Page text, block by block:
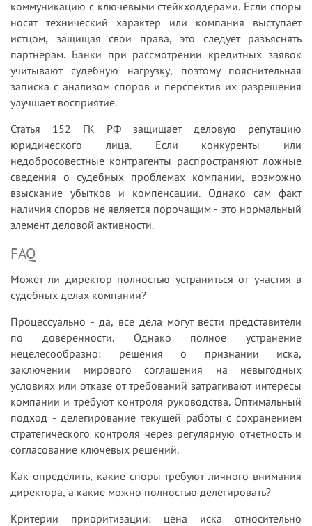
коммуникацию с ключевыми стейкхолдерами. Если споры
носят технический характер или компания выступает
истцом, защищая свои права, это следует разъяснять
партнерам. Банки при рассмотрении кредитных заявок
учитывают судебную нагрузку, поэтому пояснительная
записка с анализом споров и перспектив их разрешения
улучшает восприятие.
Статья 152 ГК РФ защищает деловую репутацию
юридического лица. Если конкуренты или
недобросовестные контрагенты распространяют ложные
сведения о судебных проблемах компании, возможно
взыскание убытков и компенсации. Однако сам факт
наличия споров не является порочащим - это нормальный
элемент деловой активности.
FAQ
Может ли директор полностью устраниться от участия в
судебных делах компании?
Процессуально - да, все дела могут вести представители
по доверенности. Однако полное устранение
нецелесообразно: решения о признании иска,
заключении мирового соглашения на невыгодных
условиях или отказе от требований затрагивают интересы
компании и требуют контроля руководства. Оптимальный
подход - делегирование текущей работы с сохранением
стратегического контроля через регулярную отчетность и
согласование ключевых решений.
Как определить, какие споры требуют личного внимания
директора, а какие можно полностью делегировать?
Критерии приоритизации: цена иска относительно